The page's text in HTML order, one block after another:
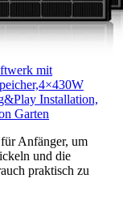
mit
Installation,
Garten
Anfänger, um
und die
praktisch zu